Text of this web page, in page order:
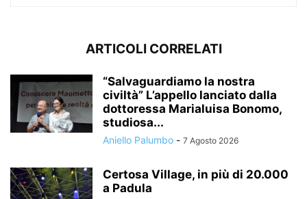
ARTICOLI CORRELATI
“Salvaguardiamo la nostra
civiltà” L’appello lanciato dalla
dottoressa Marialuisa Bonomo,
studiosa...
Aniello Palumbo - 7 Agosto 2026
Certosa Village, in più di 20.000
a Padula